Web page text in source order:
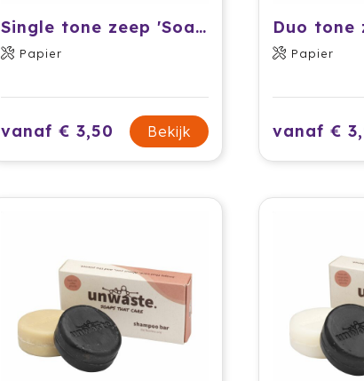
Single tone zeep 'Soap Farm'
Papier
vanaf € 3,50 Bekijk
Papier
vanaf €